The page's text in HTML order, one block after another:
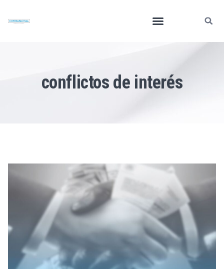
conflictos de interés